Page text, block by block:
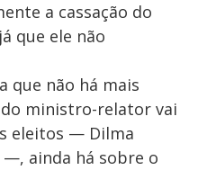
a cassação do
que ele não
que não há mais
ministro-relator vai
eleitos — Dilma
—, ainda há sobre o